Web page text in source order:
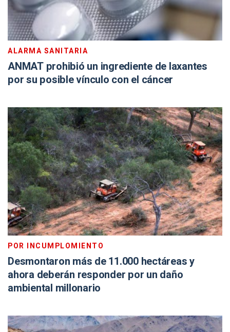
ALARMA SANITARIA
ANMAT prohibió un ingrediente de laxantes
por su posible vínculo con el cáncer
POR INCUMPLOMIENTO
Desmontaron más de 11.000 hectáreas y
ahora deberán responder por un daño
ambiental millonario